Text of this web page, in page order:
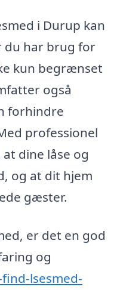
i Durup kan
du har brug for
kun begrænset
også
forhindre
professionel
dine låse og
og at dit hjem
gæster.
er det en god
og
lsesmed-